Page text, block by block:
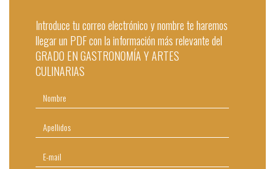
Introduce tu correo electrónico y nombre te haremos
llegar un PDF con la información más relevante del
GRADO EN GASTRONOMÍA Y ARTES
CULINARIAS